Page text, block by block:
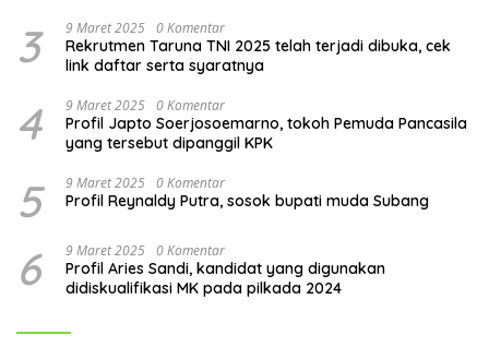
3 9 Maret 2025 0 Komentar
Rekrutmen Taruna TNI 2025 telah terjadi dibuka, cek
link daftar serta syaratnya
4 9 Maret 2025 0 Komentar
Profil Japto Soerjosoemarno, tokoh Pemuda Pancasila
yang tersebut dipanggil KPK
5 9 Maret 2025 0 Komentar
Profil Reynaldy Putra, sosok bupati muda Subang
6 9 Maret 2025 0 Komentar
Profil Aries Sandi, kandidat yang digunakan
didiskualifikasi MK pada pilkada 2024